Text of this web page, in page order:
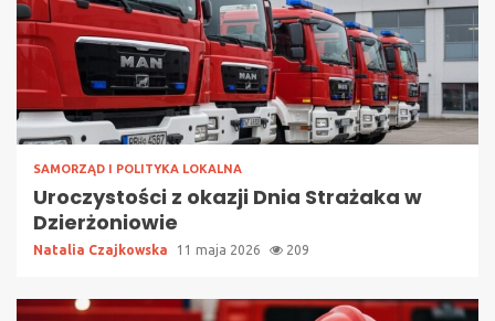
SAMORZĄD I POLITYKA LOKALNA
Uroczystości z okazji Dnia Strażaka w
Dzierżoniowie
Natalia Czajkowska 11 maja 2026 209